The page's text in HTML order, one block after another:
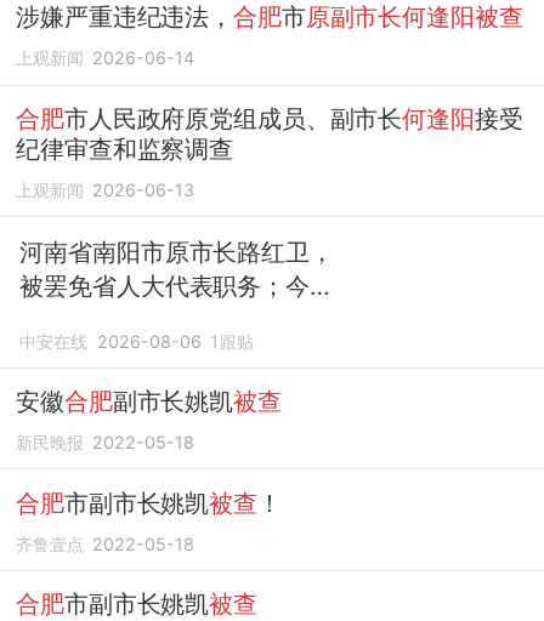
涉嫌严重违纪违法，合肥市原副市长何逢阳被查
上观新闻 2026-06-14
合肥市人民政府原党组成员、副市长何逢阳接受
纪律审查和监察调查
上观新闻 2026-06-13
河南省南阳市原市长路红卫，
被罢免省人大代表职务；今年
市长，中牟县县长、县委书
记，焦作市常务副市长等职务
中安在线 2026-08-06 1 跟贴
安徽合肥副市长姚凯被查
新民晚报 2022-05-18
合肥市副市长姚凯被查 ！
齐鲁壹点 2022-05-18
合肥市副市长姚凯被查